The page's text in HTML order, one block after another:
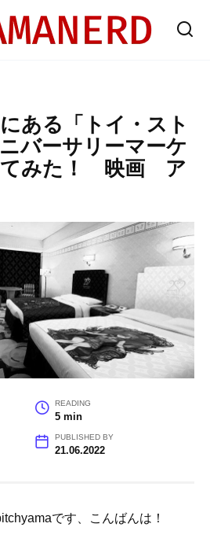
ある「トイ・スト
バーサリーマーケ
てみた！ 映画 ア
READING
5 min
PUBLISHED BY
21.06.2022
です、こんばんは！